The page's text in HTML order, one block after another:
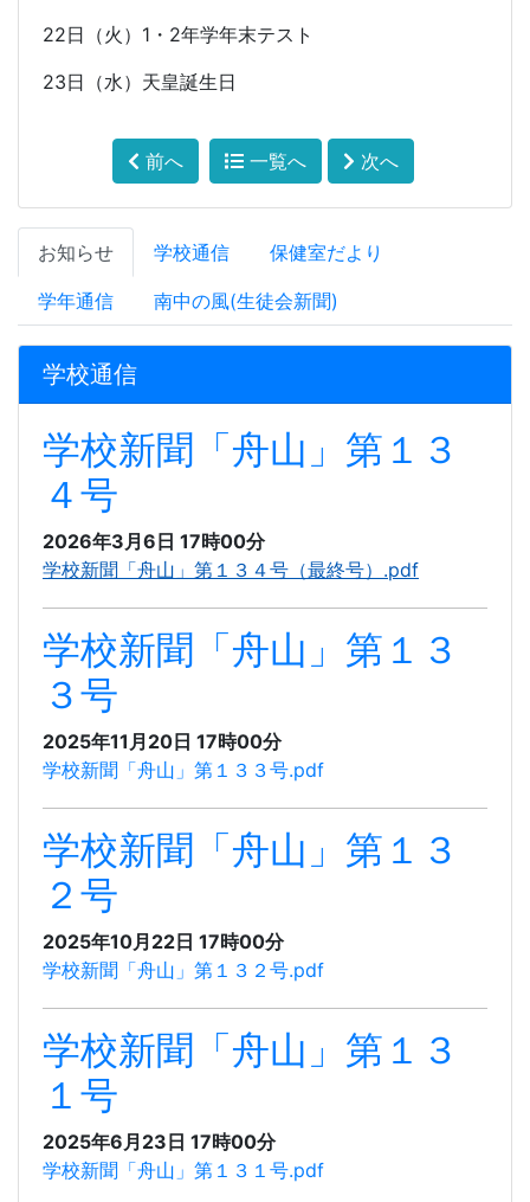
22日（火） 1 ・ 2年学年末テスト
23日（水）天皇誕生日
前へ 一覧へ 次へ
お知らせ 学校通信 保健室だより
学年通信 南中の風(生徒会新聞)
学校通信
学校新聞「舟山」第１３
４号
2026年3月6日 17時00分
学校新聞「舟山」第１３４号（最終号）.pdf
学校新聞「舟山」第１３
３号
2025年11月20日 17時00分
学校新聞「舟山」第１３３号.pdf
学校新聞「舟山」第１３
２号
2025年10月22日 17時00分
学校新聞「舟山」第１３２号.pdf
学校新聞「舟山」第１３
１号
2025年6月23日 17時00分
学校新聞「舟山」第１３１号.pdf